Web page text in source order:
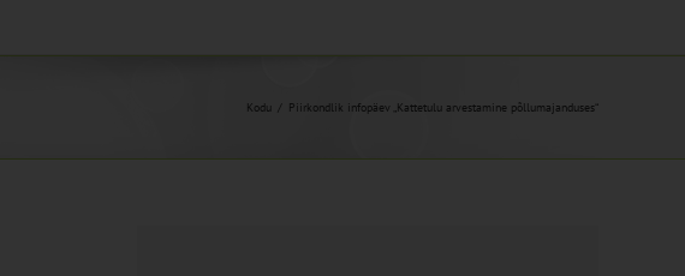
Kodu Piirkondlik infopäev „Kattetulu arvestamine põllumajanduses“